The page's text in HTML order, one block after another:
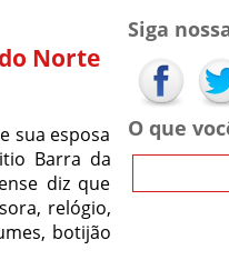
Norte
sua esposa
Barra da
diz que
relógio,
botijão
Siga
O que